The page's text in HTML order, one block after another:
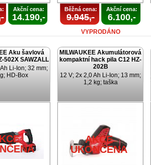
Akční cena:
14.190,-
Běžná cena:
9.945,-
Akční cena:
6.100,-
VYPRODÁNO
Aku šavlová
502X SAWZALL
Li-Ion; 32 mm;
HD-Box
MILWAUKEE Akumulátorová
kompaktní hack pila C12 HZ-
202B
12 V; 2x 2,0 Ah Li-Ion; 13 mm;
1,2 kg; taška
AKCE
UKONČENA